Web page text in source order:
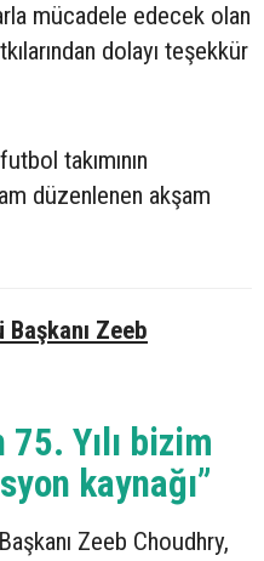
mücadele edecek olan
dolayı teşekkür
takımının
düzenlenen akşam
Zeeb
75. Yılı bizim
kaynağı”
Zeeb Choudhry,